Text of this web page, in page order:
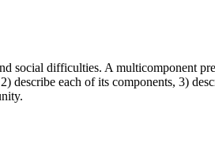
social difficulties. A multicomponent
each of its components, 3)